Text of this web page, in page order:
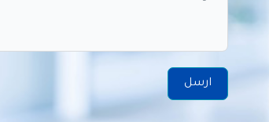
ارسل